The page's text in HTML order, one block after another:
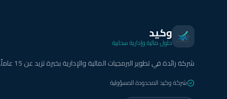
وكيد
حلول مالية وإدارية سحابية
شركة رائدة في تطوير البرمجيات المالية والإدارية بخبرة تزيد عن 15 عاماً.
شركة وكيد المحدودة المسؤولية